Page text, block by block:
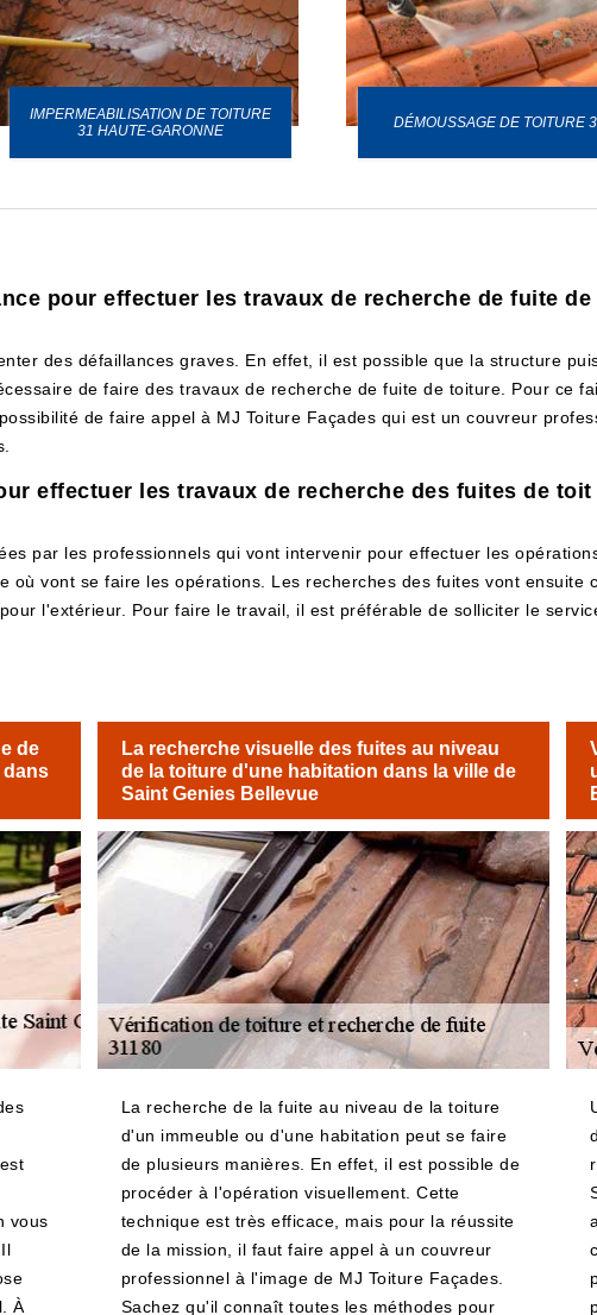
IMPERMEABILISATION DE TOITURE
31 HAUTE-GARONNE
DÉMOUSSAGE DE TOITURE
pour effectuer les travaux de recherche de fuite
des défaillances graves. En effet, il est possible que la structure
de faire des travaux de recherche de fuite de toiture. Pour ce
de faire appel à MJ Toiture Façades qui est un couvreur
effectuer les travaux de recherche des fuites de
par les professionnels qui vont intervenir pour effectuer les
où vont se faire les opérations. Les recherches des fuites vont ensuite
l'extérieur. Pour faire le travail, il est préférable de solliciter le
de
dans
vous
À
La recherche visuelle des fuites au niveau
de la toiture d'une habitation dans la ville de
Saint Genies Bellevue
La recherche de la fuite au niveau de la toiture
d'un immeuble ou d'une habitation peut se faire
de plusieurs manières. En effet, il est possible de
procéder à l'opération visuellement. Cette
technique est très efficace, mais pour la réussite
de la mission, il faut faire appel à un couvreur
professionnel à l'image de MJ Toiture Façades.
Sachez qu'il connaît toutes les méthodes pour